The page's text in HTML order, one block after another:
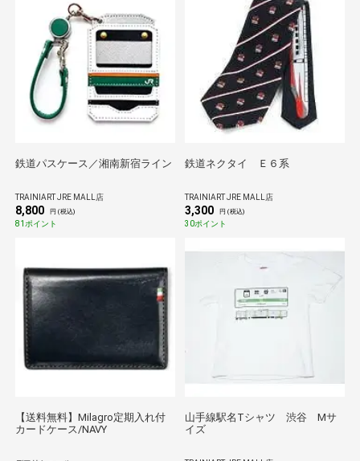
鉄道パスケース／湘南新宿ライン
TRAINIART JRE MALL店
8,800 円 (税込)
81ポイント
鉄道ネクタイ Ｅ６系
TRAINIART JRE MALL店
3,300 円 (税込)
30ポイント
【送料無料】Milagro定期入れ付
カードケース/NAVY
山手線駅名Tシャツ 渋谷 Mサ
イズ